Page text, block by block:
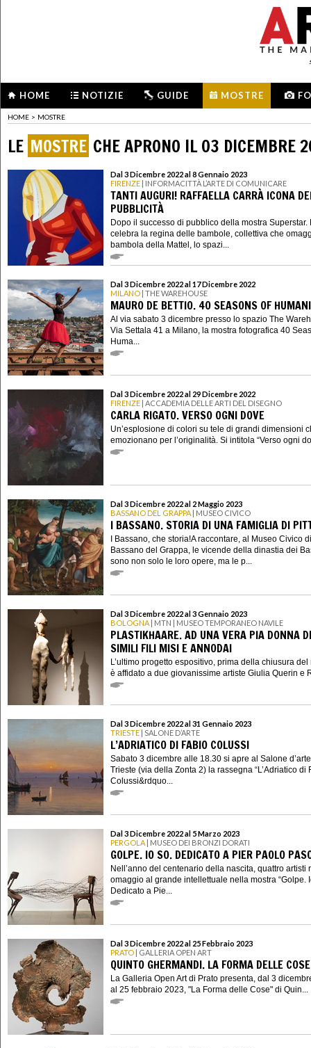
HOME NOTIZIE GUIDE MOSTRE
HOME > MOSTRE
LE MOSTRE CHE APRONO IL 03 DICEMBRE
Dal 3 Dicembre 2022 al 8 Gennaio 2023
FIRENZE | INFORMACITTÀ L’ARTE DI COMUNICARE
TANTI AUGURI! RAFFAELLA CARRÀ ICONA
PUBBLICITÀ
Dopo il successo di pubblico della mostra Superstar.
celebra la regina delle bambole, collettiva che
bambola della Mattel, lo spazi...
Dal 3 Dicembre 2022 al 17 Dicembre 2022
MILANO | THE WAREHOUSE
MAURO DE BETTIO. 40 SEASONS OF
Al via sabato 3 dicembre presso lo spazio The
Via Settala 41 a Milano, la mostra fotografica 40
Huma...
Dal 3 Dicembre 2022 al 29 Dicembre 2022
FIRENZE | ACCADEMIA DELLE ARTI DEL DISEGNO
CARLA RIGATO. VERSO OGNI DOVE
Un’esplosione di colori su tele di grandi dimensioni
emozionano per l’originalità. Si intitola “Verso ogni
Dal 3 Dicembre 2022 al 2 Maggio 2023
BASSANO DEL GRAPPA | MUSEO CIVICO
I BASSANO. STORIA DI UNA FAMIGLIA DI
I Bassano, che storia!A raccontare, al Museo Civico di
Bassano del Grappa, le vicende della dinastia dei
sono non solo le loro opere, ma le p...
Dal 3 Dicembre 2022 al 3 Gennaio 2023
BOLOGNA | MTN | MUSEO TEMPORANEO NAVILE
PLASTIKHAARE. AD UNA VERA PIA DONNA
SIMILI FILI MISI E ANNODAI
L’ultimo progetto espositivo, prima della chiusura del
è affidato a due giovanissime artiste Giulia Querin e
Dal 3 Dicembre 2022 al 31 Gennaio 2023
TRIESTE | SALONE D’ARTE
L’ADRIATICO DI FABIO COLUSSI
Sabato 3 dicembre alle 18.30 si apre al Salone
Trieste (via della Zonta 2) la rassegna “L’Adriatico di
Colussi&rdquo...
Dal 3 Dicembre 2022 al 5 Marzo 2023
PERGOLA | MUSEO DEI BRONZI DORATI
GOLPE. IO SO. DEDICATO A PIER PAOLO
Nell’anno del centenario della nascita, quattro artisti
omaggio al grande intellettuale nella mostra “Golpe.
Dedicato a Pie...
Dal 3 Dicembre 2022 al 25 Febbraio 2023
PRATO | GALLERIA OPEN ART
QUINTO GHERMANDI. LA FORMA DELLE COSE
La Galleria Open Art di Prato presenta, dal 3
al 25 febbraio 2023, "La Forma delle Cose" di Quin...